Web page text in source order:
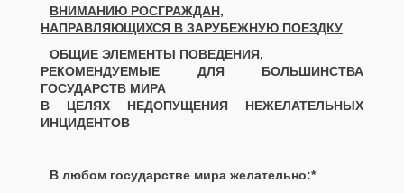
ВНИМАНИЮ РОСГРАЖДАН,
НАПРАВЛЯЮЩИХСЯ В ЗАРУБЕЖНУЮ ПОЕЗДКУ
ОБЩИЕ ЭЛЕМЕНТЫ ПОВЕДЕНИЯ,
РЕКОМЕНДУЕМЫЕ ДЛЯ БОЛЬШИНСТВА
ГОСУДАРСТВ МИРА
В ЦЕЛЯХ НЕДОПУЩЕНИЯ НЕЖЕЛАТЕЛЬНЫХ
ИНЦИДЕНТОВ
В любом государстве мира желательно:*